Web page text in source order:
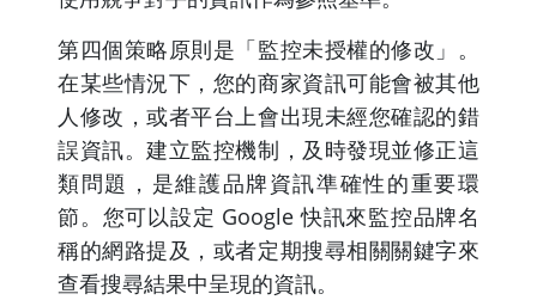
第四個策略原則是「監控未授權的修改」。
在某些情況下，您的商家資訊可能會被其他
人修改，或者平台上會出現未經您確認的錯
誤資訊。建立監控機制，及時發現並修正這
類問題，是維護品牌資訊準確性的重要環
節。您可以設定 Google 快訊來監控品牌名
稱的網路提及，或者定期搜尋相關關鍵字來
查看搜尋結果中呈現的資訊。